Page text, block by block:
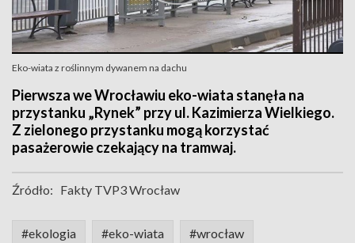
Eko-wiata z roślinnym dywanem na dachu
Pierwsza we Wrocławiu eko-wiata stanęła na
przystanku „Rynek” przy ul. Kazimierza Wielkiego.
Z zielonego przystanku mogą korzystać
pasażerowie czekający na tramwaj.
Źródło: Fakty TVP3 Wrocław
#ekologia #eko-wiata #wrocław